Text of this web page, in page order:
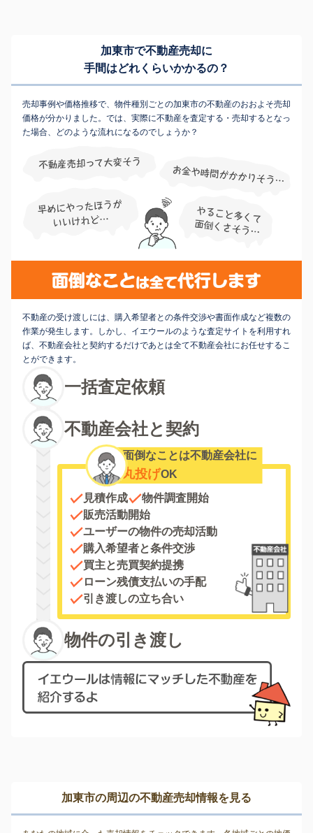
加東市で不動産売却に
手間はどれくらいかかるの？
売却事例や価格推移で、物件種別ごとの加東市の不動産のおおよそ売却
価格が分かりました。では、実際に不動産を査定する・売却するとなっ
た場合、どのような流れになるのでしょうか？
不動産の受け渡しには、購入希望者との条件交渉や書面作成など複数の
作業が発生します。しかし、イエウールのような査定サイトを利用すれ
ば、不動産会社と契約するだけであとは全て不動産会社にお任せするこ
とができます。
一括査定依頼
不動産会社と契約
面倒なことは不動産会社に
丸投げOK
見積作成
物件調査開始
販売活動開始
ユーザーの物件の売却活動
購入希望者と条件交渉
買主と売買契約提携
ローン残債支払いの手配
引き渡しの立ち合い
物件の引き渡し
加東市の周辺の不動産売却情報を見る